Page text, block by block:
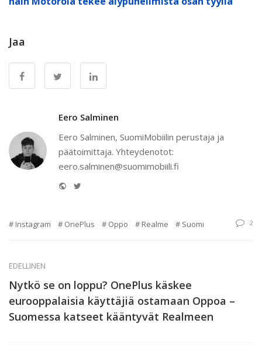
Jaa
Eero Salminen
Eero Salminen, SuomiMobiilin perustaja ja
päätoimittaja. Yhteydenotot:
eero.salminen@suomimobiili.fi
Website
Instagram OnePlus Oppo Realme Suomi 2
EDELLINEN
Nytkö se on loppu? OnePlus käskee
eurooppalaisia käyttäjiä ostamaan Oppoa –
Suomessa katseet kääntyvät Realmeen